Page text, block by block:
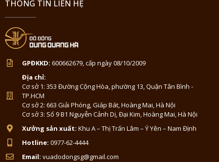
THÔNG TIN LIÊN HỆ
GPĐKKD: 600662679, cấp ngày 08/10/2009
Địa chỉ:
Cơ sở 1: 353 Đường Cộng Hòa, phường 13, Quận Tân Bình -
TP.HCM
Cơ sở 2: 663 Giải Phóng, Giáp Bát, Hoàng Mai, Hà Nội
Cơ sở 3: Số 9 B1 Nguyễn Cảnh Dị, Đại Kim, Hoàng Mai, Hà Nội
Xưởng sản xuất: Khu A – Thị Trấn Lâm – Ý Yên – Nam Định
Hotline: 0977-62-4444
Email: vuadodongsg@gmail.com